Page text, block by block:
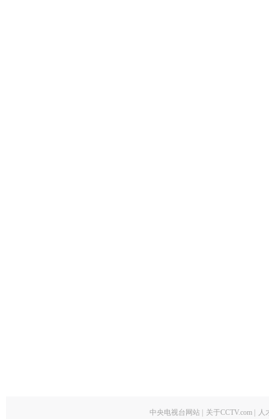
中央电视台网站 关于CCTV.com 人